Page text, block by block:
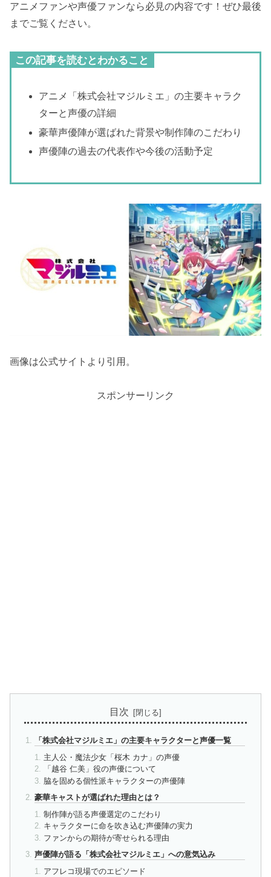
アニメファンや声優ファンなら必見の内容です！ぜひ最後
までご覧ください。
この記事を読むとわかること
アニメ「株式会社マジルミエ」の主要キャラク
ターと声優の詳細
豪華声優陣が選ばれた背景や制作陣のこだわり
声優陣の過去の代表作や今後の活動予定
画像は公式サイトより引用。
スポンサーリンク
目次
「株式会社マジルミエ」の主要キャラクターと声優一覧
主人公・魔法少女「桜木 カナ」の声優
「越谷 仁美」役の声優について
脇を固める個性派キャラクターの声優陣
豪華キャストが選ばれた理由とは？
制作陣が語る声優選定のこだわり
キャラクターに命を吹き込む声優陣の実力
ファンからの期待が寄せられる理由
声優陣が語る「株式会社マジルミエ」への意気込み
アフレコ現場でのエピソード